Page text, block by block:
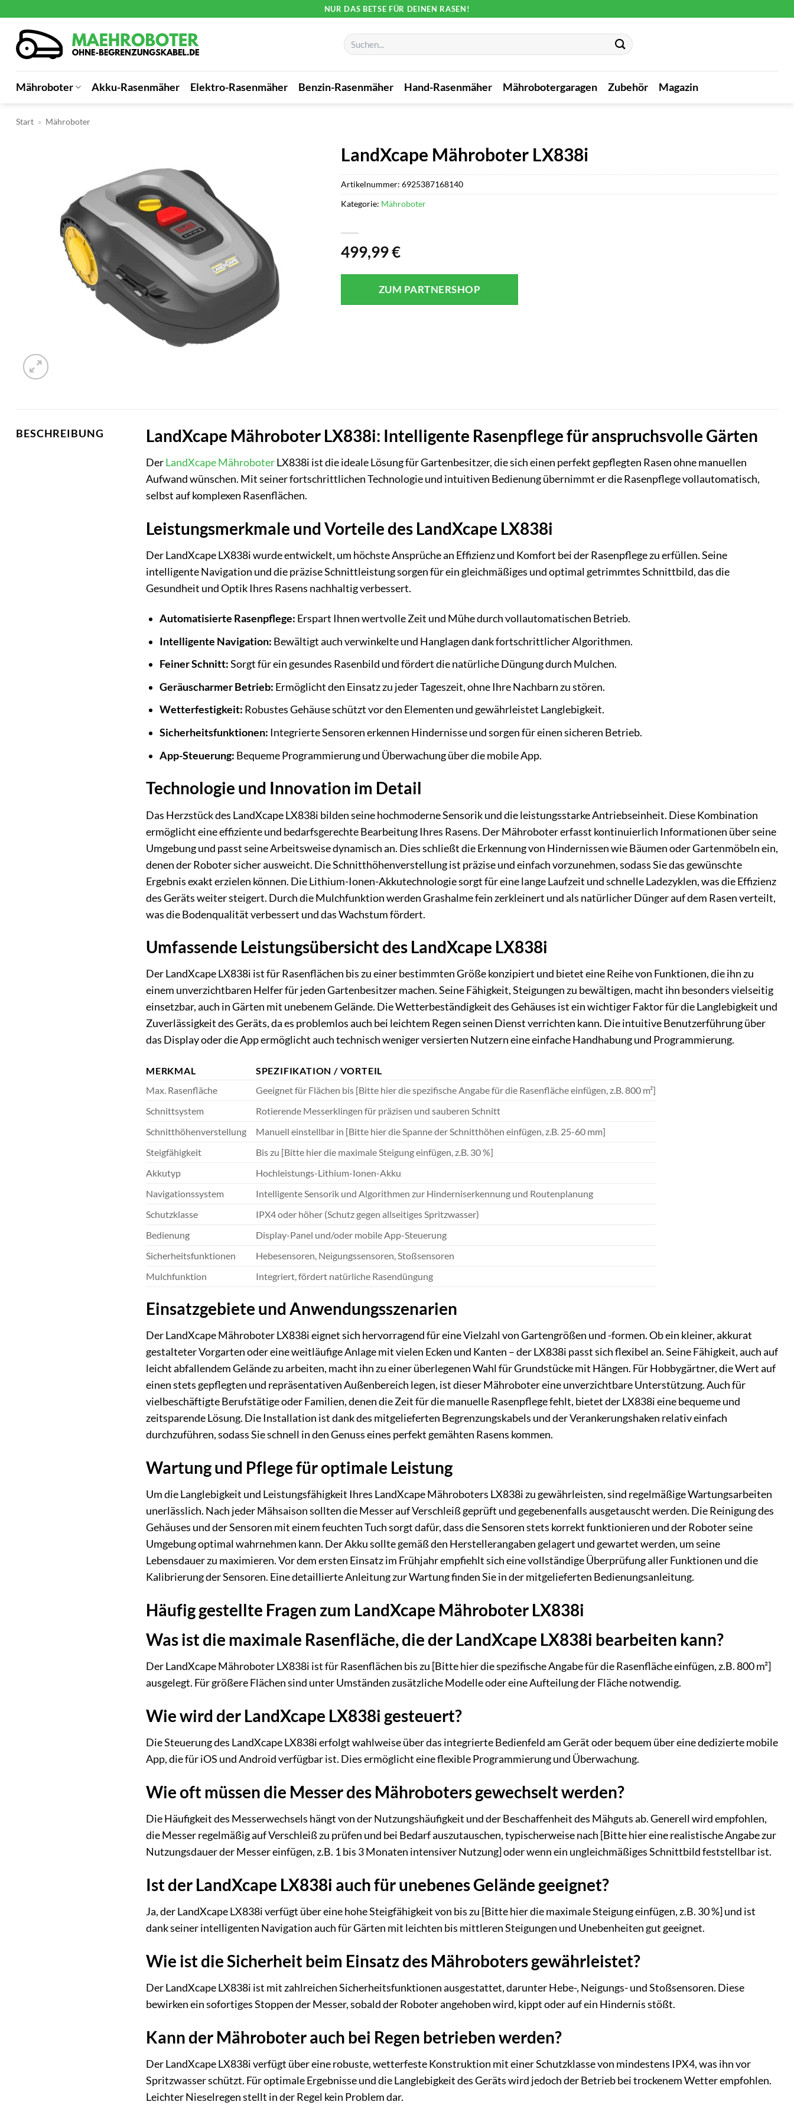
springen
NUR DAS BETSE FÜR DEINEN RASEN!
Suchen
nach:
Mähroboter Akku-Rasenmäher Elektro-Rasenmäher Benzin-Rasenmäher Hand-Rasenmäher Mährobotergaragen Zubehör Magazin
Start » Mähroboter
LandXcape Mähroboter LX838i
499,99€
ZUM PARTNERSHOP
Artikelnummer: 6925387168140
Kategorie: Mähroboter
BESCHREIBUNG LandXcape Mähroboter LX838i: Intelligente Rasenpflege für anspruchsvolle Gärten
DerLandXcapeMähroboterLX838i ist die ideale Lösung für Gartenbesitzer, die sich einen perfekt gepflegten Rasen ohne manuellen
Aufwand wünschen. Mit seiner fortschrittlichen Technologie und intuitiven Bedienung übernimmt er die Rasenpflege vollautomatisch,
selbst auf komplexen Rasenflächen.
Leistungsmerkmale und Vorteile des LandXcape LX838i
Der LandXcape LX838i wurde entwickelt, um höchste Ansprüche an Effizienz und Komfort bei der Rasenpflege zu erfüllen. Seine
intelligente Navigation und die präzise Schnittleistung sorgen für ein gleichmäßiges und optimal getrimmtes Schnittbild, das die
Gesundheit und Optik Ihres Rasens nachhaltig verbessert.
Automatisierte Rasenpflege: Erspart Ihnen wertvolle Zeit und Mühe durch vollautomatischen Betrieb.
Intelligente Navigation: Bewältigt auch verwinkelte und Hanglagen dank fortschrittlicher Algorithmen.
Feiner Schnitt:Sorgt für ein gesundes Rasenbild und fördert die natürliche Düngung durch Mulchen.
Geräuscharmer Betrieb: Ermöglicht den Einsatz zu jeder Tageszeit, ohne Ihre Nachbarn zu stören.
Wetterfestigkeit: Robustes Gehäuse schützt vor den Elementen und gewährleistet Langlebigkeit.
Sicherheitsfunktionen: Integrierte Sensoren erkennen Hindernisse und sorgen für einen sicheren Betrieb.
App-Steuerung: Bequeme Programmierung und Überwachung über die mobile App.
Technologie und Innovation im Detail
Das Herzstück des LandXcape LX838i bilden seine hochmoderne Sensorik und die leistungsstarke Antriebseinheit. Diese Kombination
ermöglicht eine effiziente und bedarfsgerechte Bearbeitung Ihres Rasens. Der Mähroboter erfasst kontinuierlich Informationen über seine
Umgebung und passt seine Arbeitsweise dynamisch an. Dies schließt die Erkennung von Hindernissen wie Bäumen oder Gartenmöbeln ein,
denen der Roboter sicher ausweicht. Die Schnitthöhenverstellung ist präzise und einfach vorzunehmen, sodass Sie das gewünschte
Ergebnis exakt erzielen können. Die Lithium-Ionen-Akkutechnologie sorgt für eine lange Laufzeit und schnelle Ladezyklen, was die Effizienz
des Geräts weiter steigert. Durch die Mulchfunktion werden Grashalme fein zerkleinert und als natürlicher Dünger auf dem Rasen verteilt,
was die Bodenqualität verbessert und das Wachstum fördert.
Umfassende Leistungsübersicht des LandXcape LX838i
Der LandXcape LX838i ist für Rasenflächen bis zu einer bestimmten Größe konzipiert und bietet eine Reihe von Funktionen, die ihn zu
einem unverzichtbaren Helfer für jeden Gartenbesitzer machen. Seine Fähigkeit, Steigungen zu bewältigen, macht ihn besonders vielseitig
einsetzbar, auch in Gärten mit unebenem Gelände. Die Wetterbeständigkeit des Gehäuses ist ein wichtiger Faktor für die Langlebigkeit und
Zuverlässigkeit des Geräts, da es problemlos auch bei leichtem Regen seinen Dienst verrichten kann. Die intuitive Benutzerführung über
das Display oder die App ermöglicht auch technisch weniger versierten Nutzern eine einfache Handhabung und Programmierung.
MERKMAL
SPEZIFIKATION / VORTEIL
Max. Rasenfläche
Geeignet für Flächen bis [Bitte hier die spezifische Angabe für die Rasenfläche einfügen, z.B. 800 m²]
Schnittsystem
Rotierende Messerklingen für präzisen und sauberen Schnitt
Schnitthöhenverstellung
Manuell einstellbar in [Bitte hier die Spanne der Schnitthöhen einfügen, z.B. 25-60 mm]
Steigfähigkeit
Bis zu [Bitte hier die maximale Steigung einfügen, z.B. 30 %]
Akkutyp
Hochleistungs-Lithium-Ionen-Akku
Navigationssystem
Intelligente Sensorik und Algorithmen zur Hinderniserkennung und Routenplanung
Schutzklasse
IPX4 oder höher (Schutz gegen allseitiges Spritzwasser)
Bedienung
Display-Panel und/oder mobile App-Steuerung
Sicherheitsfunktionen
Hebesensoren, Neigungssensoren, Stoßsensoren
Mulchfunktion
Integriert, fördert natürliche Rasendüngung
Einsatzgebiete und Anwendungsszenarien
Der LandXcape Mähroboter LX838i eignet sich hervorragend für eine Vielzahl von Gartengrößen und -formen. Ob ein kleiner, akkurat
gestalteter Vorgarten oder eine weitläufige Anlage mit vielen Ecken und Kanten – der LX838i passt sich flexibel an. Seine Fähigkeit, auch auf
leicht abfallendem Gelände zu arbeiten, macht ihn zu einer überlegenen Wahl für Grundstücke mit Hängen. Für Hobbygärtner, die Wert auf
einen stets gepflegten und repräsentativen Außenbereich legen, ist dieser Mähroboter eine unverzichtbare Unterstützung. Auch für
vielbeschäftigte Berufstätige oder Familien, denen die Zeit für die manuelle Rasenpflege fehlt, bietet der LX838i eine bequeme und
zeitsparende Lösung. Die Installation ist dank des mitgelieferten Begrenzungskabels und der Verankerungshaken relativ einfach
durchzuführen, sodass Sie schnell in den Genuss eines perfekt gemähten Rasens kommen.
Wartung und Pflege für optimale Leistung
Um die Langlebigkeit und Leistungsfähigkeit Ihres LandXcape Mähroboters LX838i zu gewährleisten, sind regelmäßige Wartungsarbeiten
unerlässlich. Nach jeder Mähsaison sollten die Messer auf Verschleiß geprüft und gegebenenfalls ausgetauscht werden. Die Reinigung des
Gehäuses und der Sensoren mit einem feuchten Tuch sorgt dafür, dass die Sensoren stets korrekt funktionieren und der Roboter seine
Umgebung optimal wahrnehmen kann. Der Akku sollte gemäß den Herstellerangaben gelagert und gewartet werden, um seine
Lebensdauer zu maximieren. Vor dem ersten Einsatz im Frühjahr empfiehlt sich eine vollständige Überprüfung aller Funktionen und die
Kalibrierung der Sensoren. Eine detaillierte Anleitung zur Wartung finden Sie in der mitgelieferten Bedienungsanleitung.
Häufig gestellte Fragen zum LandXcape Mähroboter LX838i
Was ist die maximale Rasenfläche, die der LandXcape LX838i bearbeiten kann?
Der LandXcape Mähroboter LX838i ist für Rasenflächen bis zu [Bitte hier die spezifische Angabe für die Rasenfläche einfügen, z.B. 800 m²]
ausgelegt. Für größere Flächen sind unter Umständen zusätzliche Modelle oder eine Aufteilung der Fläche notwendig.
Wie wird der LandXcape LX838i gesteuert?
Die Steuerung des LandXcape LX838i erfolgt wahlweise über das integrierte Bedienfeld am Gerät oder bequem über eine dedizierte mobile
App, die für iOS und Android verfügbar ist. Dies ermöglicht eine flexible Programmierung und Überwachung.
Wie oft müssen die Messer des Mähroboters gewechselt werden?
Die Häufigkeit des Messerwechsels hängt von der Nutzungshäufigkeit und der Beschaffenheit des Mähguts ab. Generell wird empfohlen,
die Messer regelmäßig auf Verschleiß zu prüfen und bei Bedarf auszutauschen, typischerweise nach [Bitte hier eine realistische Angabe zur
Nutzungsdauer der Messer einfügen, z.B. 1 bis 3 Monaten intensiver Nutzung] oder wenn ein ungleichmäßiges Schnittbild feststellbar ist.
Ist der LandXcape LX838i auch für unebenes Gelände geeignet?
Ja, der LandXcape LX838i verfügt über eine hohe Steigfähigkeit von bis zu [Bitte hier die maximale Steigung einfügen, z.B. 30 %] und ist
dank seiner intelligenten Navigation auch für Gärten mit leichten bis mittleren Steigungen und Unebenheiten gut geeignet.
Wie ist die Sicherheit beim Einsatz des Mähroboters gewährleistet?
Der LandXcape LX838i ist mit zahlreichen Sicherheitsfunktionen ausgestattet, darunter Hebe-, Neigungs- und Stoßsensoren. Diese
bewirken ein sofortiges Stoppen der Messer, sobald der Roboter angehoben wird, kippt oder auf ein Hindernis stößt.
Kann der Mähroboter auch bei Regen betrieben werden?
Der LandXcape LX838i verfügt über eine robuste, wetterfeste Konstruktion mit einer Schutzklasse von mindestens IPX4, was ihn vor
Spritzwasser schützt. Für optimale Ergebnisse und die Langlebigkeit des Geräts wird jedoch der Betrieb bei trockenem Wetter empfohlen.
Leichter Nieselregen stellt in der Regel kein Problem dar.